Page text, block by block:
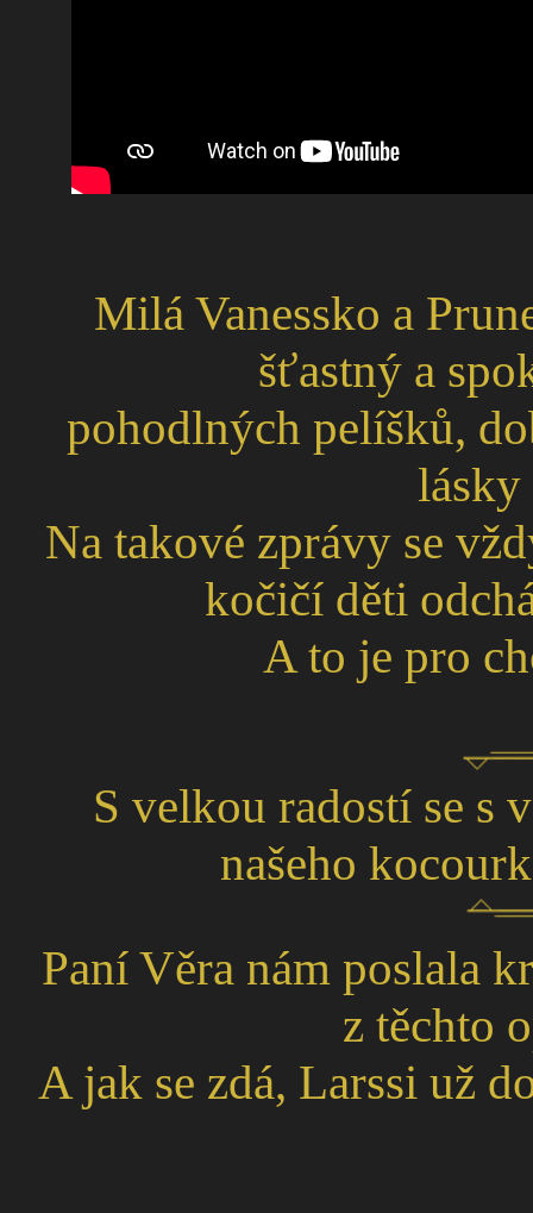
Milá Vanessko a
šťastný a
pohodlných pelíšků,
Na takové zprávy se
kočičí děti
A to je pro
S velkou radostí se s
našeho
Paní Věra nám poslala
z těchto
A jak se zdá, Larssi už